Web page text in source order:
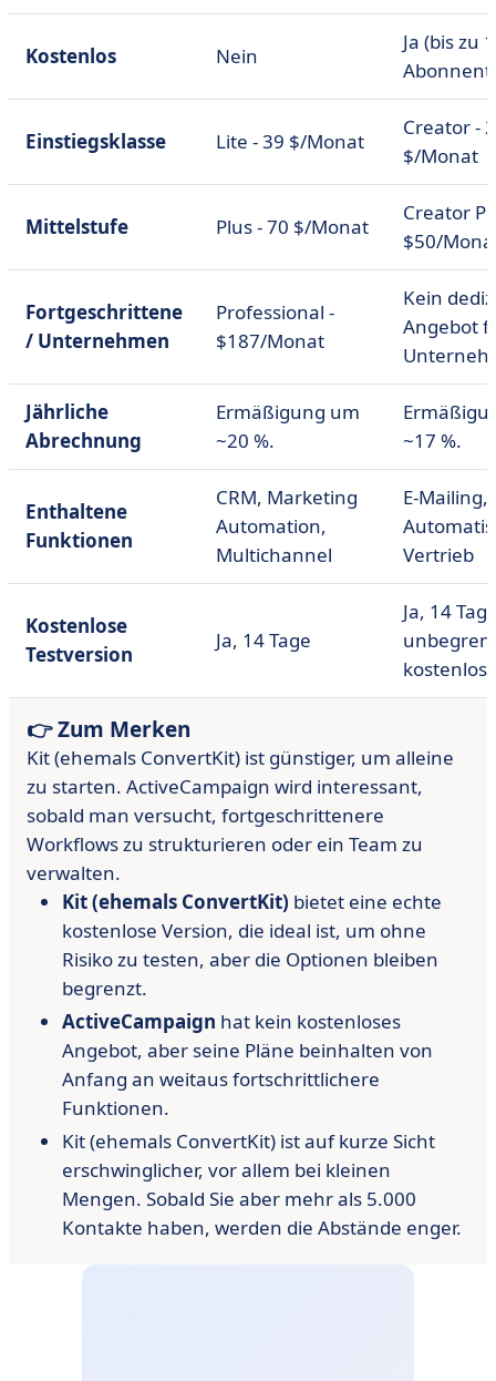
Kostenlos Nein
Ja (bis zu
Einstiegsklasse Lite - 39 $/Monat
Creator -
$/Monat
Mittelstufe Plus - 70 $/Monat
Creator
$50/
Fortgeschrittene
/ Unternehmen
Professional -
$187/Monat
Kein
Angebot
Jährliche
Abrechnung
Ermäßigung um
~20 %.
~17 %.
Enthaltene
Funktionen
CRM, Marketing
Automation,
Multichannel
E-Mailing,
Vertrieb
Kostenlose
Testversion
Ja, 14 Tage
Ja, 14
kostenlos
👉 Zum Merken
Kit (ehemals ConvertKit) ist günstiger, um alleine
zu starten. ActiveCampaign wird interessant,
sobald man versucht, fortgeschrittenere
Workflows zu strukturieren oder ein Team zu
verwalten.
Kit (ehemals ConvertKit) bietet eine echte
kostenlose Version, die ideal ist, um ohne
Risiko zu testen, aber die Optionen bleiben
begrenzt.
ActiveCampaign hat kein kostenloses
Angebot, aber seine Pläne beinhalten von
Anfang an weitaus fortschrittlichere
Funktionen.
Kit (ehemals ConvertKit) ist auf kurze Sicht
erschwinglicher, vor allem bei kleinen
Mengen. Sobald Sie aber mehr als 5.000
Kontakte haben, werden die Abstände enger.